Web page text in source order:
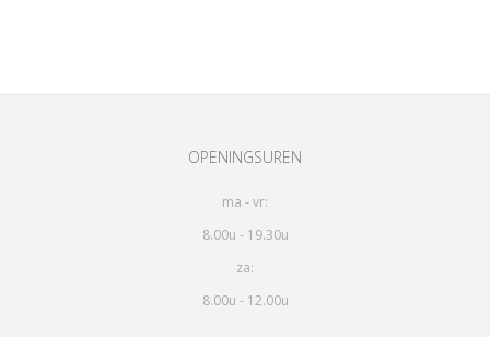
OPENINGSUREN
ma - vr:
8.00u - 19.30u
za:
8.00u - 12.00u